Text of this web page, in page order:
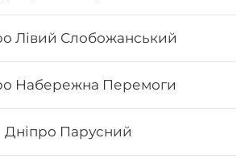
Лівий Слобожанський
Набережна Перемоги
Дніпро Парусний
норі, рис, японський м., сурімі,